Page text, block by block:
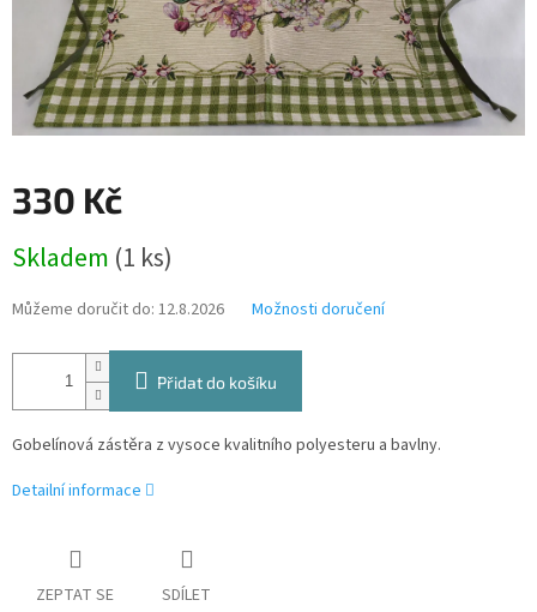
330 Kč
cena:
Skladem (1 ks)
Můžeme doručit do: 12.8.2026 Možnosti doručení
Přidat do košíku
Gobelínová zástěra z vysoce kvalitního polyesteru a bavlny.
Detailní informace
ZEPTAT SE SDÍLET